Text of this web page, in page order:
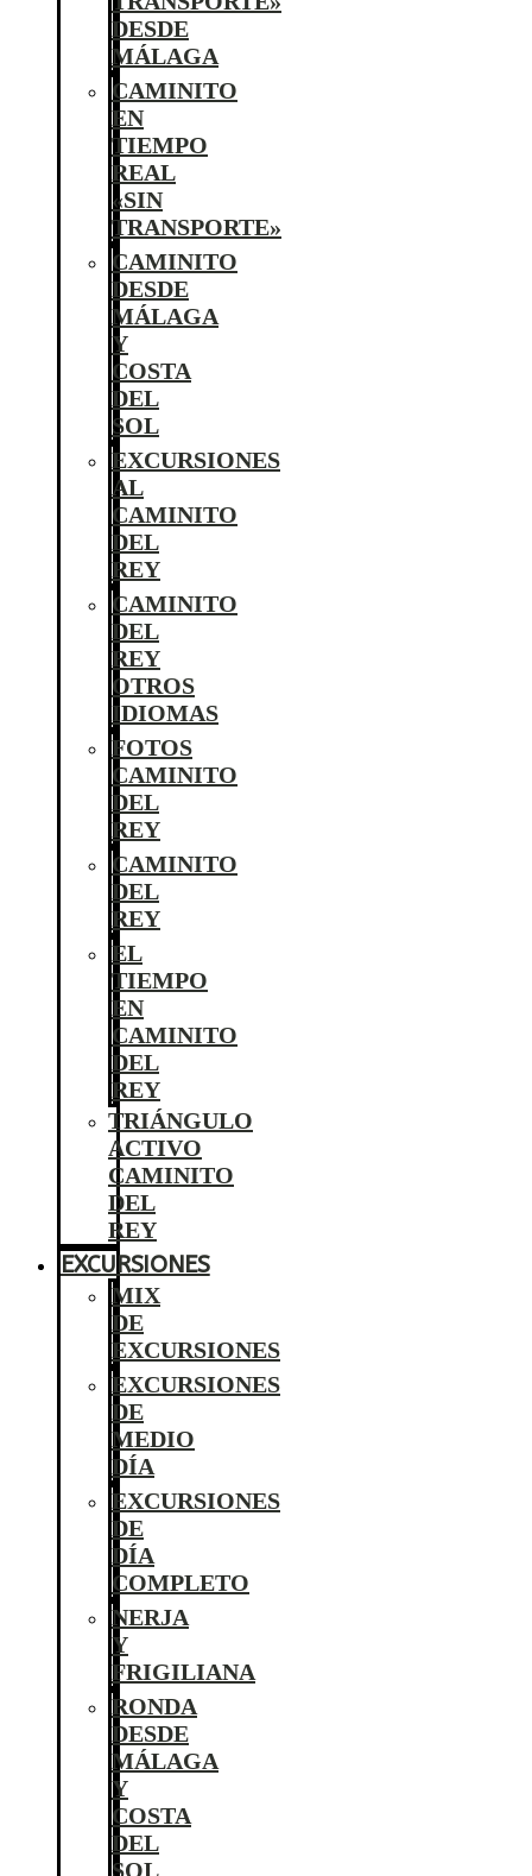
DESDE
MÁLAGA
CAMINITO
EN
TIEMPO
REAL
«SIN
TRANSPORTE»
CAMINITO
DESDE
MÁLAGA
Y
COSTA
DEL
SOL
EXCURSIONES
AL
CAMINITO
DEL
REY
CAMINITO
DEL
REY
OTROS
IDIOMAS
FOTOS
CAMINITO
DEL
REY
CAMINITO
DEL
REY
EL
TIEMPO
EN
CAMINITO
DEL
REY
TRIÁNGULO
ACTIVO
CAMINITO
DEL
REY
EXCURSIONES
MIX
DE
EXCURSIONES
EXCURSIONES
DE
MEDIO
DÍA
EXCURSIONES
DE
DÍA
COMPLETO
NERJA
Y
FRIGILIANA
RONDA
DESDE
MÁLAGA
Y
COSTA
DEL
SOL